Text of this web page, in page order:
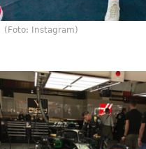
(Foto: Instagram)